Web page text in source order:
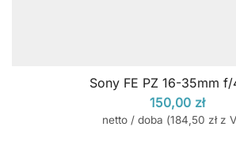
Sony FE PZ 16-35mm f/
150,00 zł
netto / doba (184,50 złz